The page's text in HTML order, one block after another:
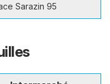
Sarazin 95